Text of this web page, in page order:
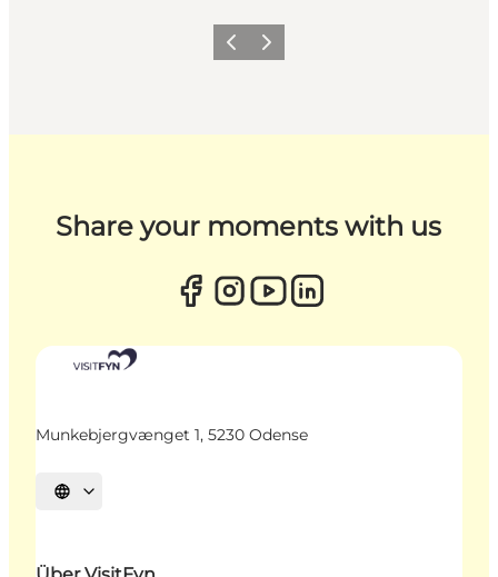
ZurückWeiter
Share your moments with us
Munkebjergvænget 1, 5230 Odense
Sprache auswählen